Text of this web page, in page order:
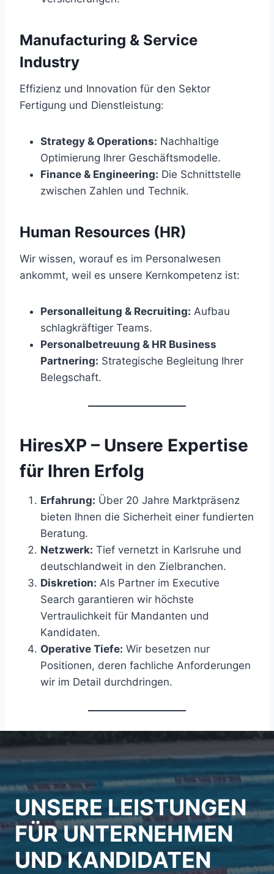
Manufacturing & Service
Industry
Effizienz und Innovation für den Sektor
Fertigung und Dienstleistung:
Strategy & Operations: Nachhaltige
Optimierung Ihrer Geschäftsmodelle.
Finance & Engineering: Die Schnittstelle
zwischen Zahlen und Technik.
Human Resources (HR)
Wir wissen, worauf es im Personalwesen
ankommt, weil es unsere Kernkompetenz ist:
Personalleitung & Recruiting: Aufbau
schlagkräftiger Teams.
Personalbetreuung & HR Business
Partnering: Strategische Begleitung Ihrer
Belegschaft.
HiresXP – Unsere Expertise
für Ihren Erfolg
Erfahrung: Über 20 Jahre Marktpräsenz
bieten Ihnen die Sicherheit einer fundierten
Beratung.
Netzwerk: Tief vernetzt in Karlsruhe und
deutschlandweit in den Zielbranchen.
Diskretion: Als Partner im Executive
Search garantieren wir höchste
Vertraulichkeit für Mandanten und
Kandidaten.
Operative Tiefe: Wir besetzen nur
Positionen, deren fachliche Anforderungen
wir im Detail durchdringen.
UNSERE LEISTUNGEN
FÜR UNTERNEHMEN
UND KANDIDATEN